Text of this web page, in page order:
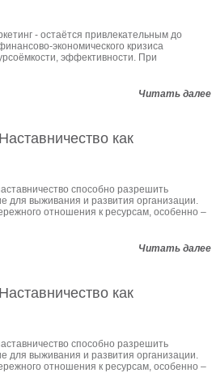
- остаётся привлекательным до
экономического кризиса
эффективности. При
Читать далее
как
способно разрешить
выживания и развития организации.
отношения к ресурсам, особенно –
Читать далее
как
способно разрешить
выживания и развития организации.
отношения к ресурсам, особенно –